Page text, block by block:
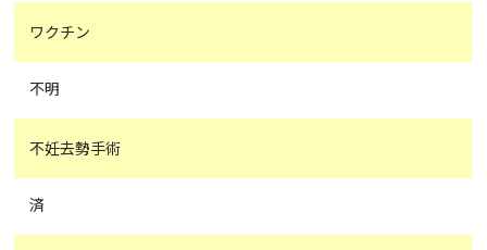
ワクチン
不明
不妊去勢手術
済